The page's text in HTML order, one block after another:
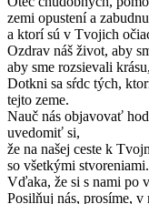
zemi opustení a
a ktorí sú v Tvojich
Ozdrav náš život, aby
aby sme rozsievali
Dotkni sa sŕdc tých,
tejto zeme.
Nauč nás objavovať
uvedomiť si,
že na našej ceste k
so všetkými stvoreniami.
Vďaka, že si s nami po
Posilňuj nás, prosíme,